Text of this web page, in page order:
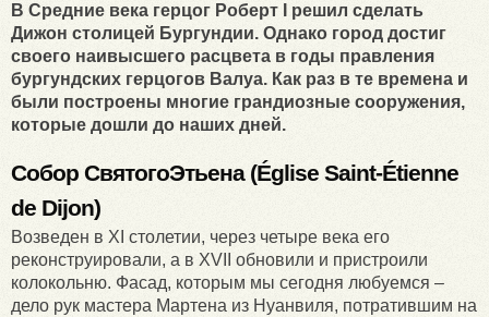
В Средние века герцог Роберт I решил сделать
Дижон столицей Бургундии. Однако город достиг
своего наивысшего расцвета в годы правления
бургундских герцогов Валуа. Как раз в те времена и
были построены многие грандиозные сооружения,
которые дошли до наших дней.
Собор СвятогоЭтьена(Église Saint-Étienne
de Dijon)
Возведен в XI столетии, через четыре века его
реконструировали, а в XVII обновили и пристроили
колокольню. Фасад, которым мы сегодня любуемся –
дело рук мастера Мартена из Нуанвиля, потратившим на